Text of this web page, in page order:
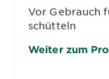
Vor Gebrauch
schütteln
Weiter zum